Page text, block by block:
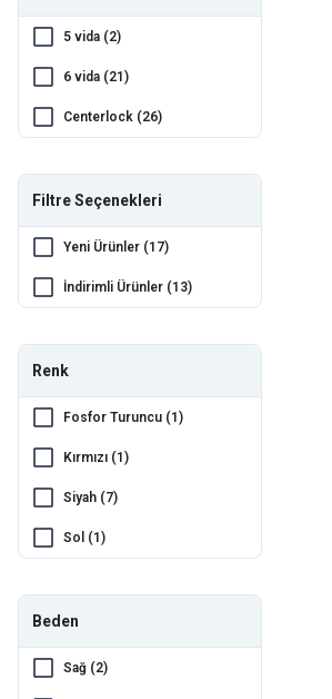
Magura (3)
Rambomil (1)
Rectus (1)
Shimano (178)
Xlc (8)
5 vida (2)
6 vida (21)
Centerlock (26)
Filtre Seçenekleri
Yeni Ürünler (17)
İndirimli Ürünler (13)
Renk
Fosfor Turuncu (1)
Kırmızı (1)
Siyah (7)
Sol (1)
Beden
Sağ (2)